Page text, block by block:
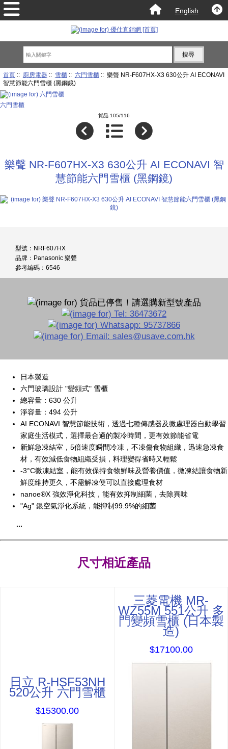
English
首頁:: 廚房電器:: 雪櫃:: 六門雪櫃:: 樂聲 NR-F607HX-X3 630公升 AI ECONAVI
智慧節能六門雪櫃 (黑鋼鏡)
六門雪櫃
貨品 105/116
樂聲 NR-F607HX-X3 630公升 AI ECONAVI 智
慧節能六門雪櫃 (黑鋼鏡)
型號：NRF607HX
品牌：Panasonic 樂聲
參考編碼：6546
日本製造
六門玻璃設計 "變頻式" 雪櫃
總容量：630 公升
淨容量：494 公升
AI ECONAVI 智慧節能技術，透過七種傳感器及微處理器自動學習
家庭生活模式，選擇最合適的製冷時間，更有效節能省電
新鮮急凍結室，5倍速度瞬間冷凍，不凍傷食物組織，迅速急凍食
材，有效減低食物組織受損，料理變得省時又輕鬆
-3°C微凍結室，能有效保持食物鮮味及營養價值，微凍結讓食物新
鮮度維持更久，不需解凍便可以直接處理食材
nanoe®X 強效淨化科技，能有效抑制細菌，去除異味
"Ag" 銀空氣淨化系統，能抑制99.9%的細菌
...
尺寸相近產品
日立 R-HSF53NH
520公升 六門雪櫃
$15300.00
三菱電機 MR-
WZ55M 551公升 多
門變頻雪櫃 (日本製
造)
$17100.00